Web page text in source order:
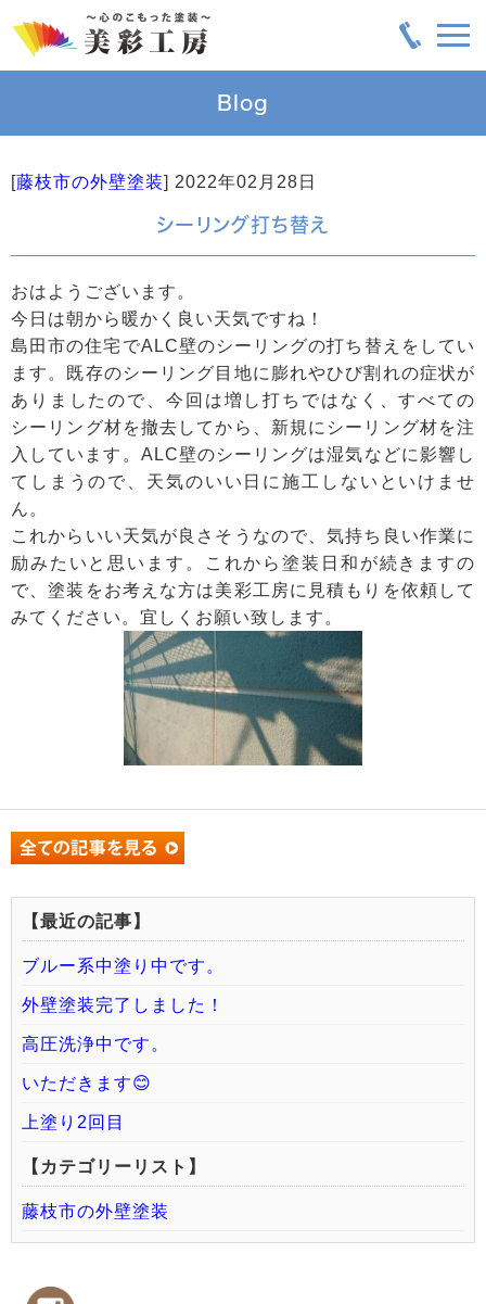
Blog
[藤枝市の外壁塗装] 2022年02月28日
シーリング打ち替え
おはようございます。
今日は朝から暖かく良い天気ですね！
島田市の住宅でALC壁のシーリングの打ち替えをしてい
ます。既存のシーリング目地に膨れやひび割れの症状が
ありましたので、今回は増し打ちではなく、すべての
シーリング材を撤去してから、新規にシーリング材を注
入しています。ALC壁のシーリングは湿気などに影響し
てしまうので、天気のいい日に施工しないといけませ
ん。
これからいい天気が良さそうなので、気持ち良い作業に
励みたいと思います。これから塗装日和が続きますの
で、塗装をお考えな方は美彩工房に見積もりを依頼して
みてください。宜しくお願い致します。
【最近の記事】
ブルー系中塗り中です。
外壁塗装完了しました！
高圧洗浄中です。
いただきます😊
上塗り2回目
【カテゴリーリスト】
藤枝市の外壁塗装